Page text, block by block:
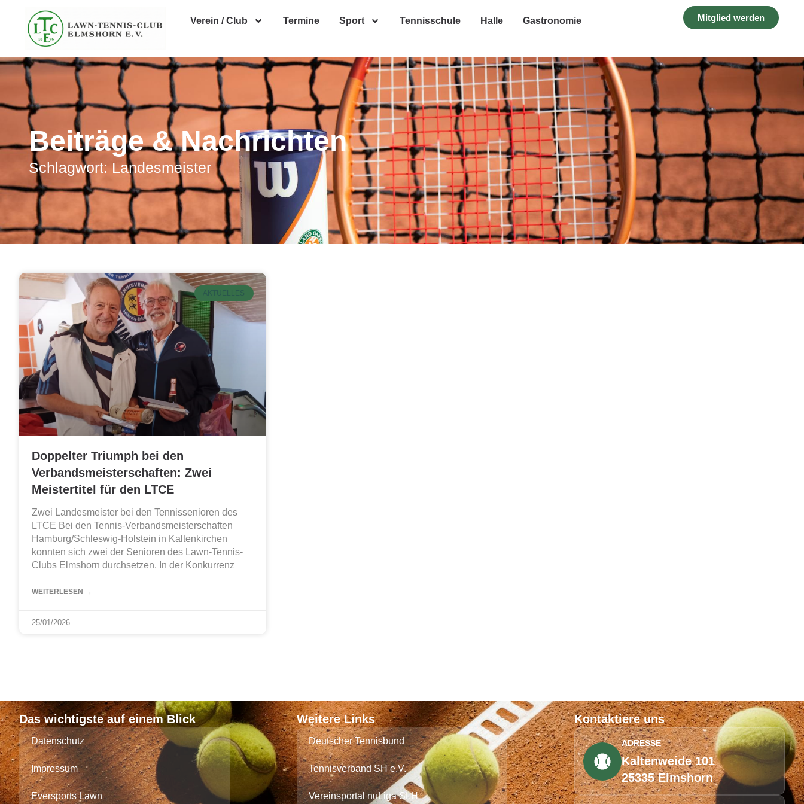
Verein / Club Termine Sport Tennisschule Halle Gastronomie Mitglied werden
Beiträge & Nachrichten
Schlagwort: Landesmeister
AKTUELLES
Doppelter Triumph bei den
Verbandsmeisterschaften: Zwei
Meistertitel für den LTCE
Zwei Landesmeister bei den Tennissenioren des
LTCE Bei den Tennis-Verbandsmeisterschaften
Hamburg/Schleswig-Holstein in Kaltenkirchen
konnten sich zwei der Senioren des Lawn-Tennis-
Clubs Elmshorn durchsetzen. In der Konkurrenz
WEITERLESEN →
25/01/2026
Das wichtigste auf einem Blick
Datenschutz
Impressum
Eversports Lawn
Weitere Links
Deutscher Tennisbund
Tennisverband SH e.V.
Vereinsportal nuLiga SLH
Kontaktiere uns
ADRESSE
Kaltenweide 101
25335 Elmshorn